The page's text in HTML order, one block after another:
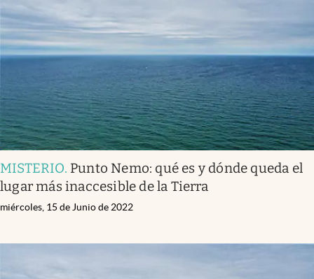
MISTERIO. Punto Nemo: qué es y dónde queda el
lugar más inaccesible de la Tierra
miércoles, 15 de Junio de 2022